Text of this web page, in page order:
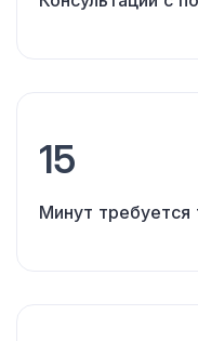
15
Минут